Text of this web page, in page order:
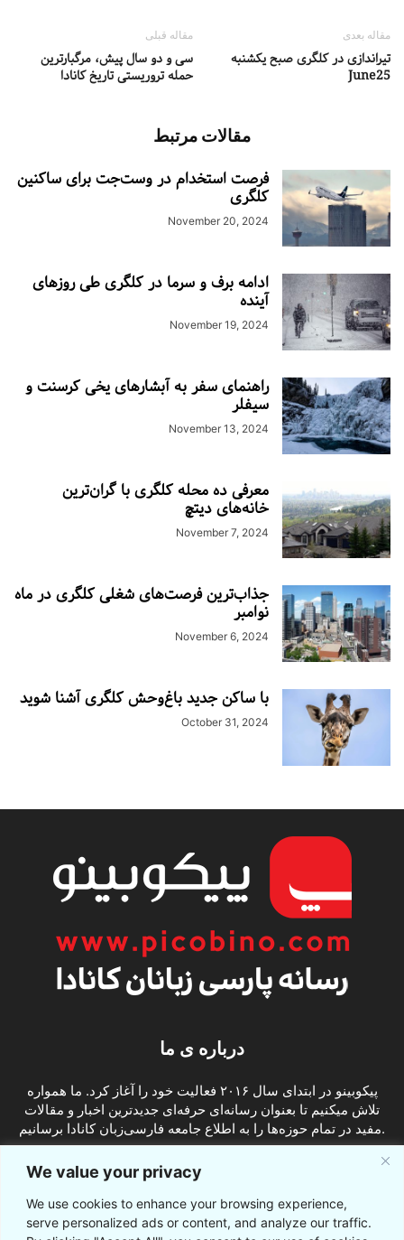
We value your privacy
We use cookies to enhance your browsing experience,
serve personalized ads or content, and analyze our traffic.
مقاله قبلی
سی و دو سال پیش، مرگبارترین
حمله تروریستی تاریخ کانادا
مقاله بعدی
تیراندازی در کلگری صبح یکشنبه
June25
مقالات مرتبط
فرصت استخدام در وست‌جت برای ساکنین
کلگری
November 20, 2024
ادامه برف و سرما در کلگری طی روزهای
آینده
November 19, 2024
راهنمای سفر به آبشارهای یخی کرسنت و
سیفلر
November 13, 2024
معرفی ده محله کلگری با گران‌ترین
خانه‌های دیتچ
November 7, 2024
جذاب‌ترین فرصت‌های شغلی کلگری در ماه
نوامبر
November 6, 2024
با ساکن جدید باغ‌وحش کلگری آشنا شوید
October 31, 2024
درباره ی ما
پیکوبینو در ابتدای سال ۲۰۱۶ فعالیت خود را آغاز کرد. ما همواره
تلاش میکنیم تا بعنوان رسانه‌ای حرفه‌ای جدیدترین اخبار و مقالات
مفید در تمام حوزه‌ها را به اطلاع جامعه فارسی‌زبان کانادا برسانیم.
ما را دنبال کنید